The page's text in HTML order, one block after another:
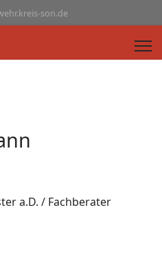
son.de
a.D. / Fachberater